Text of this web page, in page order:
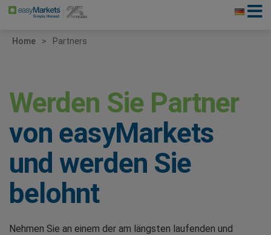
Home Partners
Werden Sie Partner
von easyMarkets
und werden Sie
belohnt
Nehmen Sie an einem der am längsten laufenden und